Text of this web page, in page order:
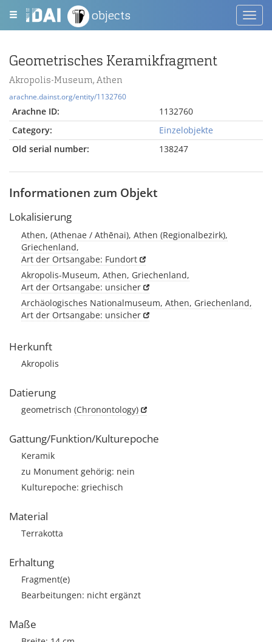
objects
Geometrisches Keramikfragment
Akropolis-Museum, Athen
arachne.dainst.org/entity/1132760
Arachne ID:
1132760
Category:
Einzelobjekte
Old serial number:
138247
Informationen zum Objekt
Lokalisierung
Athen, (Athenae / Athēnai), Athen (Regionalbezirk),
Griechenland,
Art der Ortsangabe: Fundort
Akropolis-Museum, Athen, Griechenland,
Art der Ortsangabe: unsicher
Archäologisches Nationalmuseum, Athen, Griechenland,
Art der Ortsangabe: unsicher
Herkunft
Akropolis
Datierung
geometrisch (Chronontology)
Gattung/Funktion/Kulturepoche
Keramik
zu Monument gehörig: nein
Kulturepoche: griechisch
Material
Terrakotta
Erhaltung
Fragment(e)
Bearbeitungen: nicht ergänzt
Maße